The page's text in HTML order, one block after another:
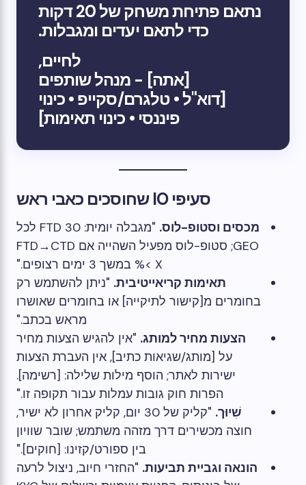
נתאם פתיחת משחק של 20 דקות
כדי לתאם יעדים ומגבלות.
לחיים,
[אתה] - מנהל שותפים
[דוא"ל • טלגרם/סקייפ • כינוי
פיננסי • כינוי תאימות]
סעיפי IO שחוסכים כאבי ראש
מכסים וסטופ-לוס.
"מגבלה יומית: 30 FTD לכל
GEO; סטופ-לוס מפעיל השהייה אם FTD→CTD
< X% במשך 3 ימים רצופים."
תאימות קריאייטיבית. "ניתן להשתמש רק
בחומרים מ[קישור לתיקייה] או בחומרים שאושרו
מראש בכתב."
הצעות מחיר למותג. "אין להגיש הצעות מחיר
על [מותג/שגיאות כתיב], אין העברת הצעות
ישירות לאתר; הוסף מילות שלילה: [רשימה].
הפרות חוק גובות עמלות עבור תקופה זו."
שִׁיוּך.
"קליק של 30 יום, קליק אחרון לא ישיר,
חוצה מכשירים דרך מזהה משתמש; שובר שוויון
בין ספורט/קזינו: [חוקים]."
הונאה וגביית תביעות. "החזרי חיוב, ניצול לרעה